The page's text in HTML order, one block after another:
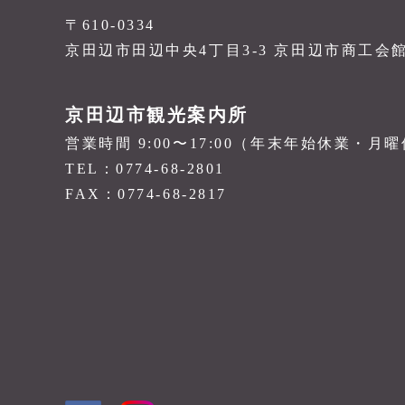
〒610-0334
京田辺市田辺中央4丁目3-3 京田辺市商工会
京田辺市観光案内所
営業時間 9:00〜17:00（年末年始休業・月曜
TEL：0774-68-2801
FAX：0774-68-2817